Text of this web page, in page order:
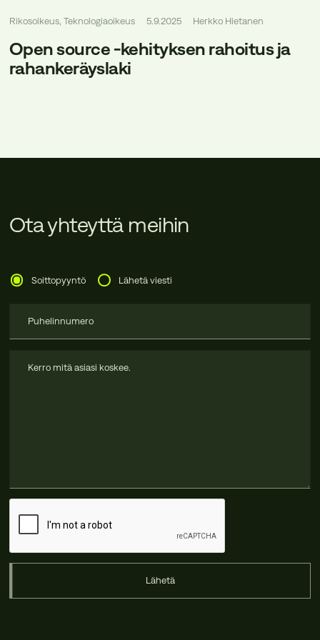
Open source -kehityksen rahoitus ja
rahankeräyslaki
Rikosoikeus, Teknologiaoikeus 5.9.2025 Herkko Hietanen
Ota yhteyttä meihin
Soittopyyntö Lähetä viesti
Lähetä